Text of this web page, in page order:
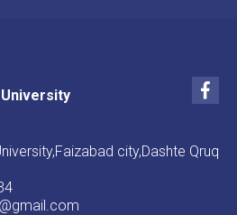
University
city,Dashte Qruq